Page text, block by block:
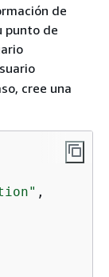
de
punto de
cree una
,